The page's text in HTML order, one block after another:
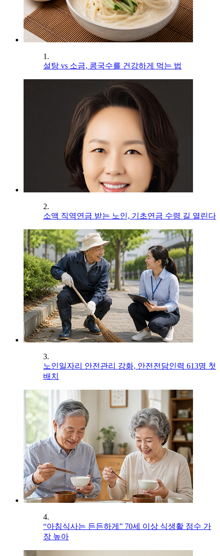
1.
설탕 vs 소금, 콩국수를 건강하게 먹는 법
2.
소액 직역연금 받는 노인, 기초연금 수령 길 열린다
3.
노인일자리 안전관리 강화, 안전전담인력 613명 첫
배치
4.
“아침식사는 든든하게” 70세 이상 식생활 점수 가
장 높아